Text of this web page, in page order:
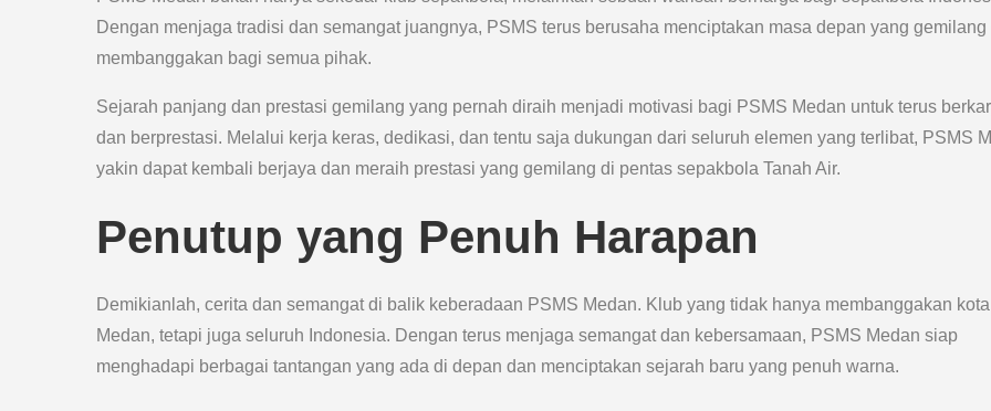
Dengan menjaga tradisi dan semangat juangnya, PSMS terus berusaha menciptakan masa depan yang gemilang
membanggakan bagi semua pihak.
Sejarah panjang dan prestasi gemilang yang pernah diraih menjadi motivasi bagi PSMS Medan untuk terus
dan berprestasi. Melalui kerja keras, dedikasi, dan tentu saja dukungan dari seluruh elemen yang terlibat, PSMS
yakin dapat kembali berjaya dan meraih prestasi yang gemilang di pentas sepakbola Tanah Air.
Penutup yang Penuh Harapan
Demikianlah, cerita dan semangat di balik keberadaan PSMS Medan. Klub yang tidak hanya membanggakan kota
Medan, tetapi juga seluruh Indonesia. Dengan terus menjaga semangat dan kebersamaan, PSMS Medan siap
menghadapi berbagai tantangan yang ada di depan dan menciptakan sejarah baru yang penuh warna.